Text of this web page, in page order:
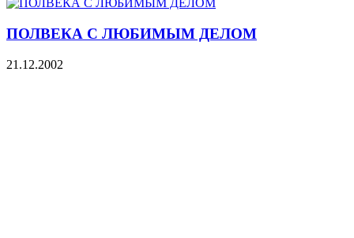
ПОЛВЕКА С ЛЮБИМЫМ ДЕЛОМ
21.12.2002